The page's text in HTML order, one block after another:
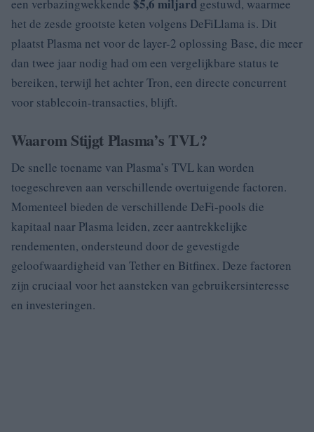
een verbazingwekkende $5,6 miljard gestuwd, waarmee
het de zesde grootste keten volgens DeFiLlama is. Dit
plaatst Plasma net voor de layer-2 oplossing Base, die meer
dan twee jaar nodig had om een vergelijkbare status te
bereiken, terwijl het achter Tron, een directe concurrent
voor stablecoin-transacties, blijft.
Waarom Stijgt Plasma’s TVL?
De snelle toename van Plasma’s TVL kan worden
toegeschreven aan verschillende overtuigende factoren.
Momenteel bieden de verschillende DeFi-pools die
kapitaal naar Plasma leiden, zeer aantrekkelijke
rendementen, ondersteund door de gevestigde
geloofwaardigheid van Tether en Bitfinex. Deze factoren
zijn cruciaal voor het aansteken van gebruikersinteresse
en investeringen.